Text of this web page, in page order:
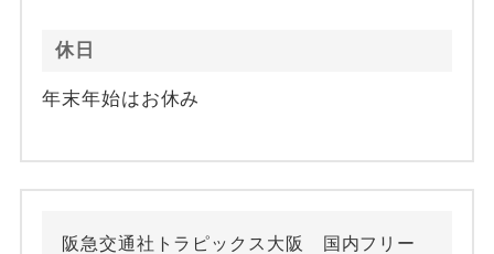
休日
年末年始はお休み
阪急交通社トラピックス大阪 国内フリー